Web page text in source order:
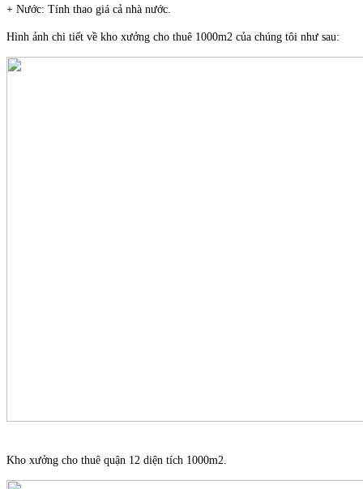
+ Nước: Tính thao giá cả nhà nước.
Hình ảnh chi tiết về kho xưởng cho thuê 1000m2 của chúng tôi như sau:
Kho xưởng cho thuê quận 12 diện tích 1000m2.